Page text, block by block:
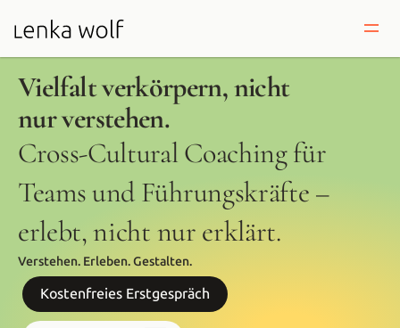
Vielfalt verkörpern, nicht
nur verstehen.
Cross-Cultural Coaching für
Teams und Führungskräfte –
erlebt, nicht nur erklärt.
Verstehen. Erleben. Gestalten.
Kostenfreies Erstgespräch